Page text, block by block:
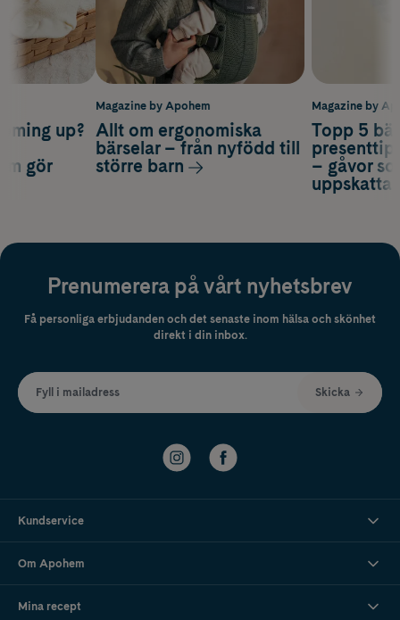
Magazine by
Topp 5
– gåvor
up?
gör
Magazine by Apohem
Allt om ergonomiska
bärselar – från nyfödd till
större barn
Prenumerera på vårt nyhetsbrev
Få personliga erbjudanden och det senaste inom hälsa och skönhet
direkt i din inbox.
Fyll i mailadress Skicka
Kundservice
Om Apohem
Mina recept